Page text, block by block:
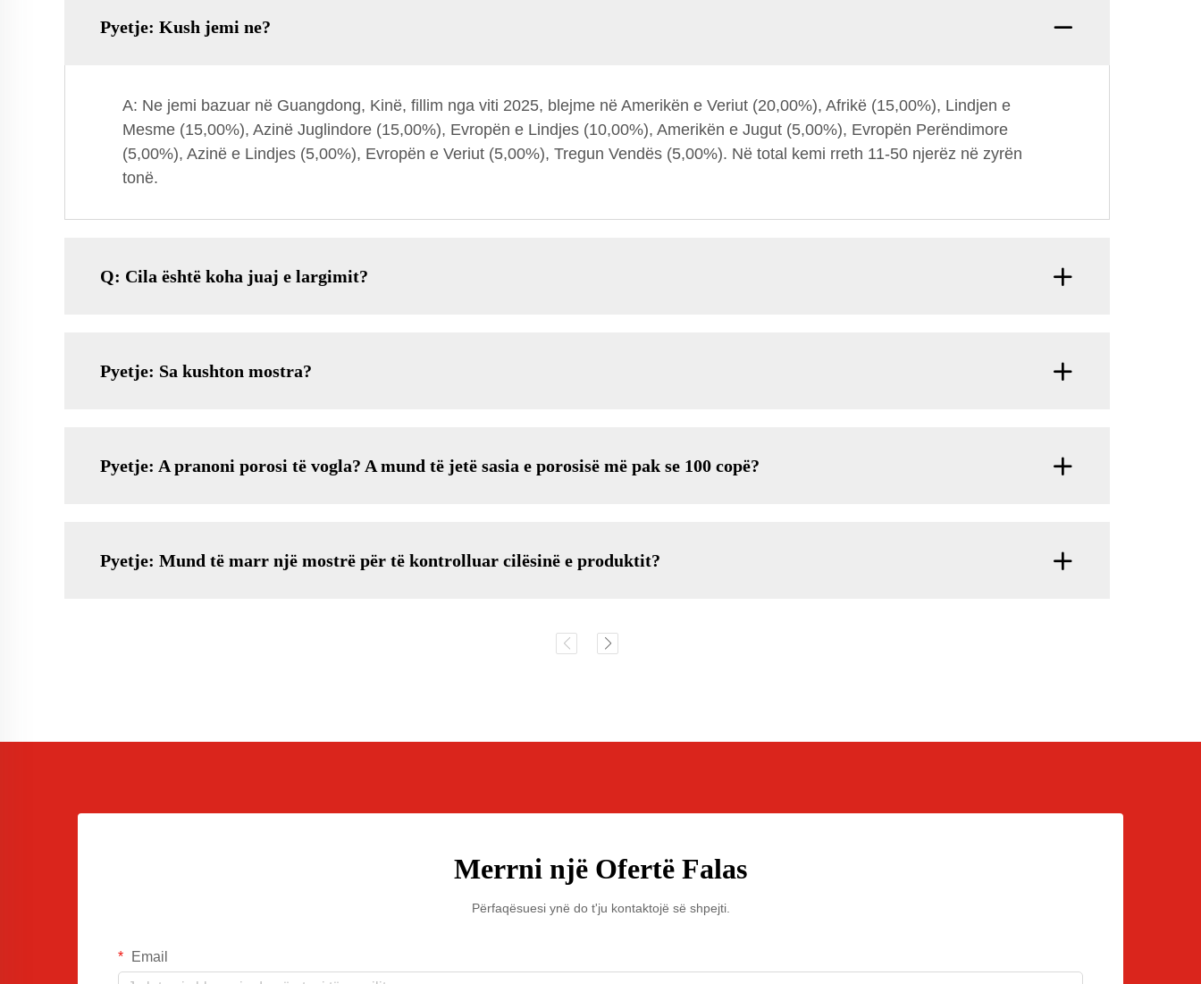
Pyetje: Kush jemi ne?
A: Ne jemi bazuar në Guangdong, Kinë, fillim nga viti 2025, blejme në Amerikën e Veriut (20,00%), Afrikë (15,00%), Lindjen e
Mesme (15,00%), Azinë Juglindore (15,00%), Evropën e Lindjes (10,00%), Amerikën e Jugut (5,00%), Evropën Perëndimore
(5,00%), Azinë e Lindjes (5,00%), Evropën e Veriut (5,00%), Tregun Vendës (5,00%). Në total kemi rreth 11-50 njerëz në zyrën
tonë.
Q: Cila është koha juaj e largimit?
Pyetje: Sa kushton mostra?
Pyetje: A pranoni porosi të vogla? A mund të jetë sasia e porosisë më pak se 100 copë?
Pyetje: Mund të marr një mostrë për të kontrolluar cilësinë e produktit?
Merrni një Ofertë Falas
Përfaqësuesi ynë do t'ju kontaktojë së shpejti.
Email